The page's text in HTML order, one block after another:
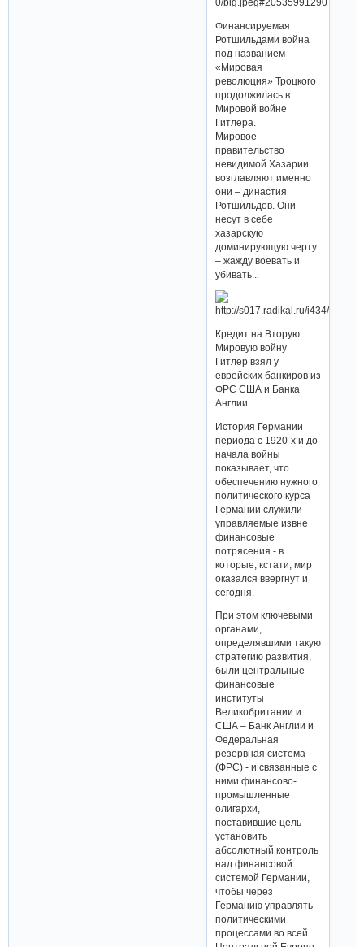
Финансируемая
Ротшильдами война
под названием
«Мировая
революция» Троцкого
продолжилась в
Мировой войне
Гитлера.
Мировое
правительство
невидимой Хазарии
возглавляют именно
они – династия
Ротшильдов. Они
несут в себе
хазарскую
доминирующую черту
– жажду воевать и
убивать...
Кредит на Вторую
Мировую войну
Гитлер взял у
еврейских банкиров из
ФРС США и Банка
Англии
История Германии
периода с 1920-х и до
начала войны
показывает, что
обеспечению нужного
политического курса
Германии служили
управляемые извне
финансовые
потрясения - в
которые, кстати, мир
оказался ввергнут и
сегодня.
При этом ключевыми
органами,
определявшими такую
стратегию развития,
были центральные
финансовые
институты
Великобритании и
США – Банк Англии и
Федеральная
резервная система
(ФРС) - и связанные с
ними финансово-
промышленные
олигархи,
поставившие цель
установить
абсолютный контроль
над финансовой
системой Германии,
чтобы через
Германию управлять
политическими
процессами во всей